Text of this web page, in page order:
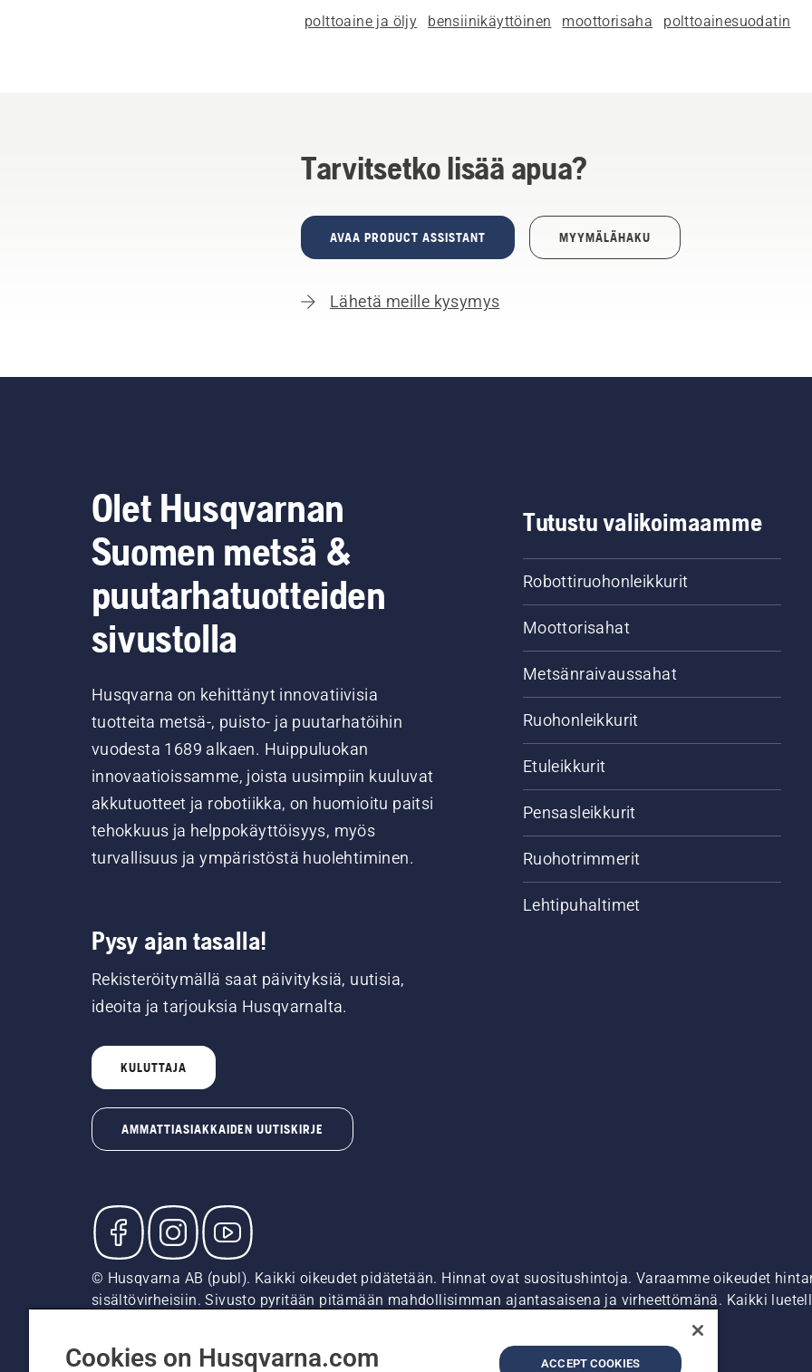
polttoaine ja öljy bensiinikäyttöinen moottorisaha polttoainesuodatin
Tarvitsetko lisää apua?
AVAA PRODUCT ASSISTANT MYYMÄLÄHAKU
Lähetä meille kysymys
Olet Husqvarnan
Suomen metsä &
puutarhatuotteiden
sivustolla
Husqvarna on kehittänyt innovatiivisia
tuotteita metsä-, puisto- ja puutarhatöihin
vuodesta 1689 alkaen. Huippuluokan
innovaatioissamme, joista uusimpiin kuuluvat
akkutuotteet ja robotiikka, on huomioitu paitsi
tehokkuus ja helppokäyttöisyys, myös
turvallisuus ja ympäristöstä huolehtiminen.
Pysy ajan tasalla!
Rekisteröitymällä saat päivityksiä, uutisia,
ideoita ja tarjouksia Husqvarnalta.
KULUTTAJA
AMMATTIASIAKKAIDEN UUTISKIRJE
Tutustu valikoimaamme
Robottiruohonleikkurit
Moottorisahat
Metsänraivaussahat
Ruohonleikkurit
Etuleikkurit
Pensasleikkurit
Ruohotrimmerit
Lehtipuhaltimet
© Husqvarna AB (publ). Kaikki oikeudet pidätetään. Hinnat ovat suositushintoja. Varaamme oikeudet
sisältövirheisiin. Sivusto pyritään pitämään mahdollisimman ajantasaisena ja virheettömänä. Kaikki
Evästekäytäntö Epäillyistä rikkomuksista ilmoittaminen
Cookies on Husqvarna.com ACCEPT COOKIES